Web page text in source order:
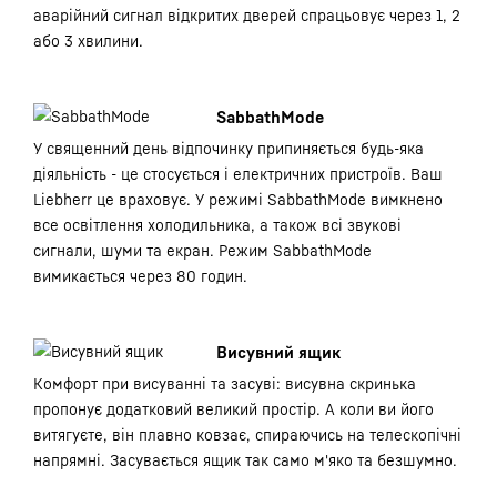
аварійний сигнал відкритих дверей спрацьовує через 1, 2
або 3 хвилини.
SabbathMode
У священний день відпочинку припиняється будь-яка
діяльність - це стосується і електричних пристроїв. Ваш
Liebherr це враховує. У режимі SabbathMode вимкнено
все освітлення холодильника, а також всі звукові
сигнали, шуми та екран. Режим SabbathMode
вимикається через 80 годин.
Висувний ящик
Комфорт при висуванні та засуві: висувна скринька
пропонує додатковий великий простір. А коли ви його
витягуєте, він плавно ковзає, спираючись на телескопічні
напрямні. Засувається ящик так само м'яко та безшумно.